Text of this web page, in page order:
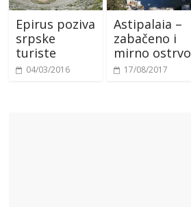
Epirus poziva
srpske
turiste
04/03/2016
Astipalaia –
zabačeno i
mirno ostrvo
17/08/2017